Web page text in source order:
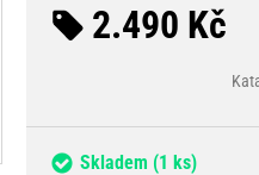
2.490 Kč
Skladem (1 ks)